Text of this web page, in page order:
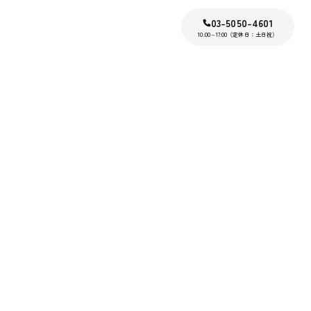
03-5050-4601
10:00～17:00（定休日：土日祝）